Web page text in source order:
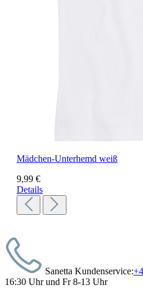
Mädchen-Unterhemd weiß
9,99 €
Details
Sanetta Kundenservice:
16:30 Uhr und Fr 8-13 Uhr